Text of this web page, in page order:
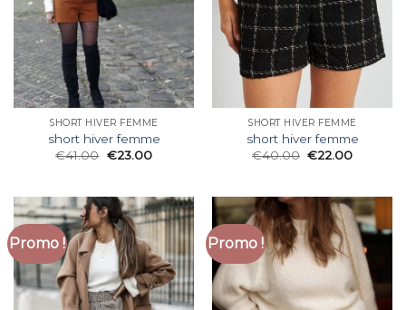
SHORT HIVER FEMME
short hiver femme
€41.00 €23.00
SHORT HIVER FEMME
short hiver femme
€40.00 €22.00
Promo ! Promo !